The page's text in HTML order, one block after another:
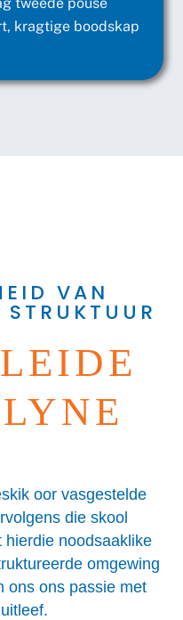
kragtige boodskap
VAN
oor vasgestelde
die skool
hierdie noodsaaklike
omgewing
ons ons passie met